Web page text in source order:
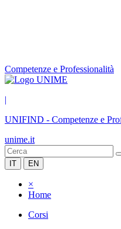
Competenze e Professionalità
|
UNIFIND - Competenze e
unime.it
IT EN
×
Home
Corsi